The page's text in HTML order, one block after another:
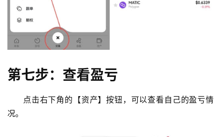
第七步：查看盈亏
点击右下角的【资产】按钮，可以查看自己的盈亏情
况。